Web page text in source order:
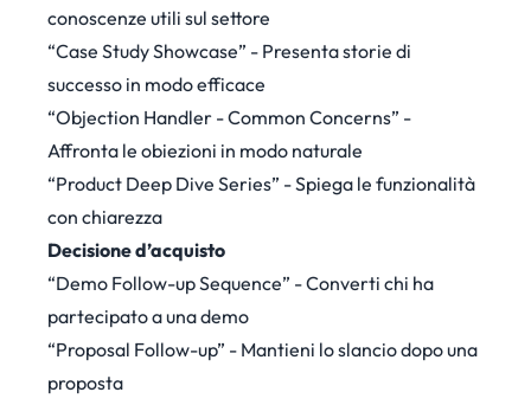
conoscenze utili sul settore
“Case Study Showcase” - Presenta storie di
successo in modo efficace
“Objection Handler - Common Concerns” -
Affronta le obiezioni in modo naturale
“Product Deep Dive Series” - Spiega le funzionalità
con chiarezza
Decisione d’acquisto
“Demo Follow-up Sequence” - Converti chi ha
partecipato a una demo
“Proposal Follow-up” - Mantieni lo slancio dopo una
proposta